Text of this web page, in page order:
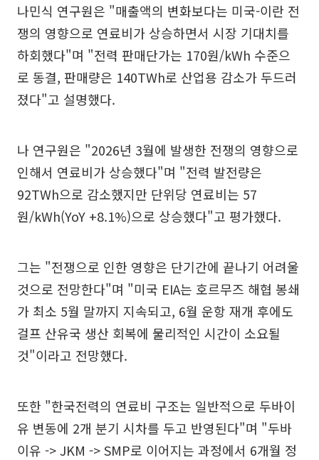
나민식 연구원은 "매출액의 변화보다는 미국-이란 전
쟁의 영향으로 연료비가 상승하면서 시장 기대치를
하회했다"며 "전력 판매단가는 170원/kWh 수준으
로 동결, 판매량은 140TWh로 산업용 감소가 두드러
졌다"고 설명했다.
나 연구원은 "2026년 3월에 발생한 전쟁의 영향으로
인해서 연료비가 상승했다"며 "전력 발전량은
92TWh으로 감소했지만 단위당 연료비는 57
원/kWh(YoY +8.1%)으로 상승했다"고 평가했다.
그는 "전쟁으로 인한 영향은 단기간에 끝나기 어려울
것으로 전망한다"며 "미국 EIA는 호르무즈 해협 봉쇄
가 최소 5월 말까지 지속되고, 6월 운항 재개 후에도
걸프 산유국 생산 회복에 물리적인 시간이 소요될
것"이라고 전망했다.
또한 "한국전력의 연료비 구조는 일반적으로 두바이
유 변동에 2개 분기 시차를 두고 반영된다"며 "두바
이유 -> JKM -> SMP로 이어지는 과정에서 6개월 정